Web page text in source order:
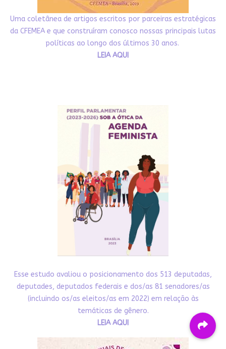
Uma coletânea de artigos escritos por parceiras estratégicas
da CFEMEA e que construíram conosco nossas principais lutas
políticas ao longo dos últimos 30 anos.
LEIA AQUI
Esse estudo avaliou o posicionamento dos 513 deputadas,
deputades, deputados federais e dos/as 81 senadores/as
(incluindo os/as eleitos/as em 2022) em relação às
temáticas de gênero.
LEIA AQUI